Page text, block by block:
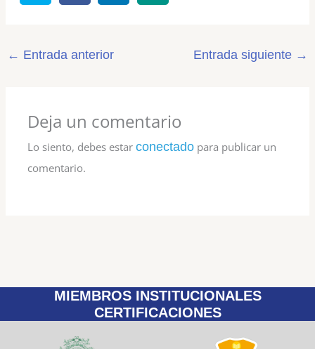
← Entrada anterior Entrada siguiente →
Deja un comentario
Lo siento, debes estarconectado para publicar un
comentario.
MIEMBROS INSTITUCIONALES
CERTIFICACIONES